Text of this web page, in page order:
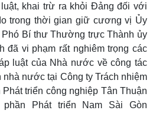
khai trừ ra khỏi Đảng đối với
trong thời gian giữ cương vị Ủy
Bí thư Thường trực Thành ủy
đã vi phạm rất nghiêm trọng các
luật của Nhà nước về công tác
nước tại Công ty Trách nhiệm
triển công nghiệp Tân Thuận
Phát triển Nam Sài Gòn